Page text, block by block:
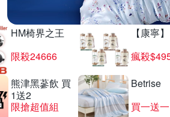
HM椅界之王
限殺24666
【康寧】
瘋殺
熊津黑蔘飲 買
1送2
限搶超值組
Betrise
買一送一